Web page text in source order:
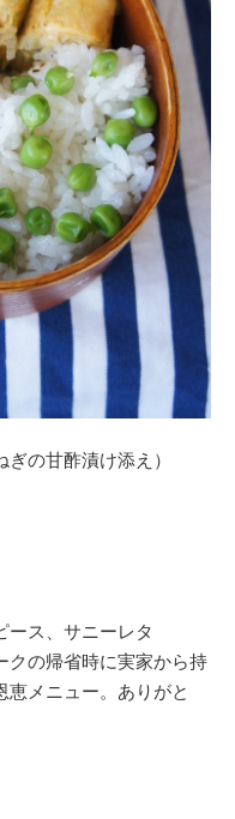
の甘酢漬け添え）
ース、サニーレタ
クの帰省時に実家から持
恵メニュー。ありがと